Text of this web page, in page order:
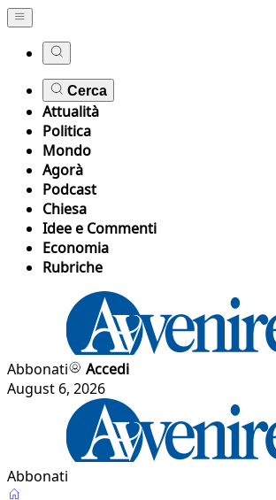
Cerca
Attualità
Politica
Mondo
Agorà
Podcast
Chiesa
Idee e Commenti
Economia
Rubriche
Abbonati
Accedi
August 6, 2026
Abbonati